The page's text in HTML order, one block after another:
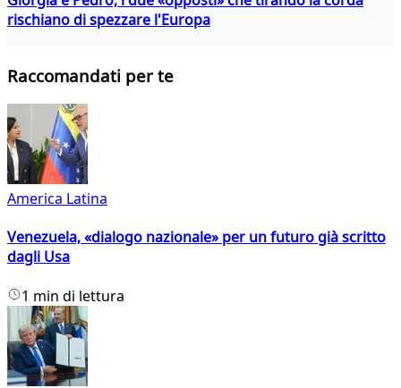
rischiano di spezzare l'Europa
Raccomandati per te
America Latina
Venezuela, «dialogo nazionale» per un futuro già scritto
dagli Usa
1 min di lettura